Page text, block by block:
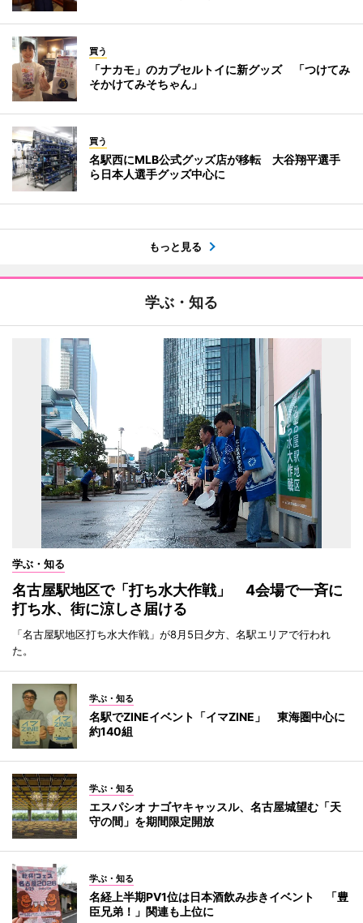
買う
「ナカモ」のカプセルトイに新グッズ 「つけてみ
そかけてみそちゃん」
買う
名駅西にMLB公式グッズ店が移転 大谷翔平選手
ら日本人選手グッズ中心に
もっと見る
学ぶ・知る
学ぶ・知る
名古屋駅地区で「打ち水大作戦」 4会場で一斉に
打ち水、街に涼しさ届ける
「名古屋駅地区打ち水大作戦」が8月5日夕方、名駅エリアで行われ
た。
学ぶ・知る
名駅でZINEイベント「イマZINE」 東海圏中心に
約140組
学ぶ・知る
エスパシオ ナゴヤキャッスル、名古屋城望む「天
守の間」を期間限定開放
学ぶ・知る
名経上半期PV1位は日本酒飲み歩きイベント 「豊
臣兄弟！」関連も上位に